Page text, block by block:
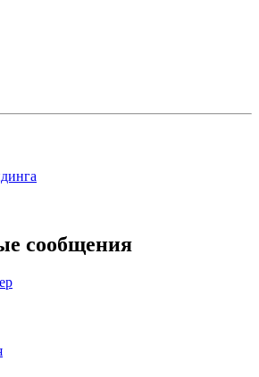
сообщения